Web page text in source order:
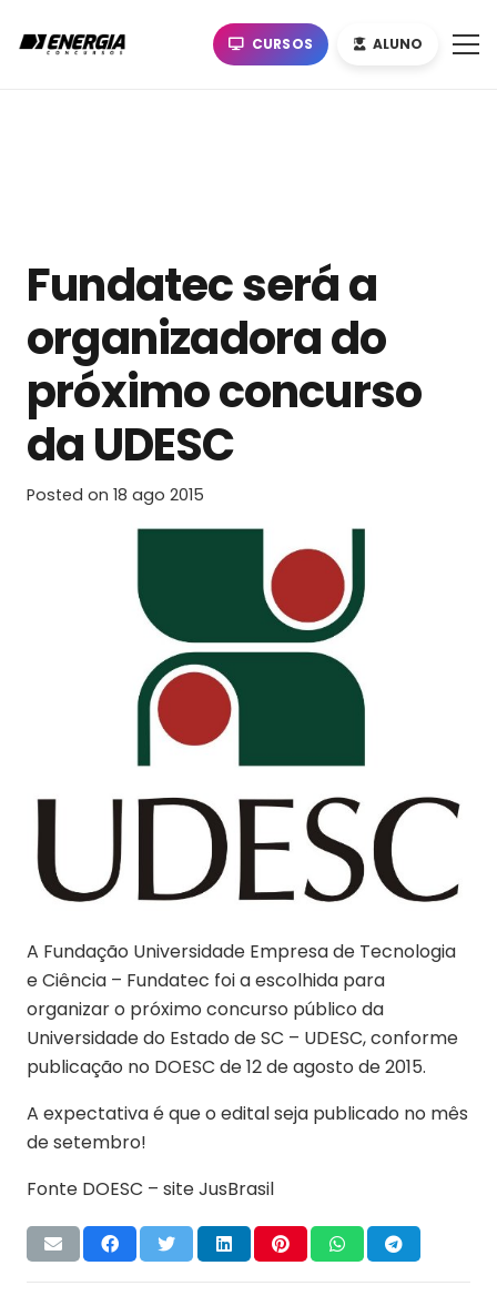
CURSOS ALUNO
Fundatec será a
organizadora do
próximo concurso
da UDESC
Posted on 18 ago 2015
A Fundação Universidade Empresa de Tecnologia
e Ciência – Fundatec foi a escolhida para
organizar o próximo concurso público da
Universidade do Estado de SC – UDESC, conforme
publicação no DOESC de 12 de agosto de 2015.
A expectativa é que o edital seja publicado no mês
de setembro!
Fonte DOESC – site JusBrasil